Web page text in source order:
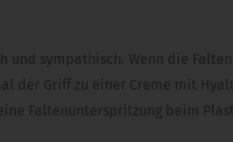
und sympathisch. Wenn die
der Griff zu einer Creme mit
Faltenunterspritzung beim